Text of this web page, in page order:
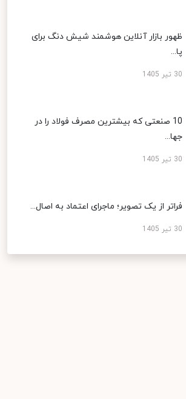
ظهور بازار آنلاین هوشمند شیش دنگ برای
پا...
30 تیر 1405
10 صنعتی که بیشترین مصرف فولاد را در
جها...
30 تیر 1405
فراتر از یک تصویر؛ ماجرای اعتماد به اصال...
30 تیر 1405